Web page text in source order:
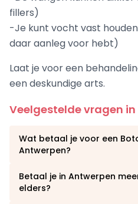
fillers)
-Je kunt vocht vast
daar aanleg voor hebt)
Laat je voor een
een deskundige arts.
Veelgestelde vragen
Wat betaal je voor een
Antwerpen?
Betaal je in Antwerpen
elders?